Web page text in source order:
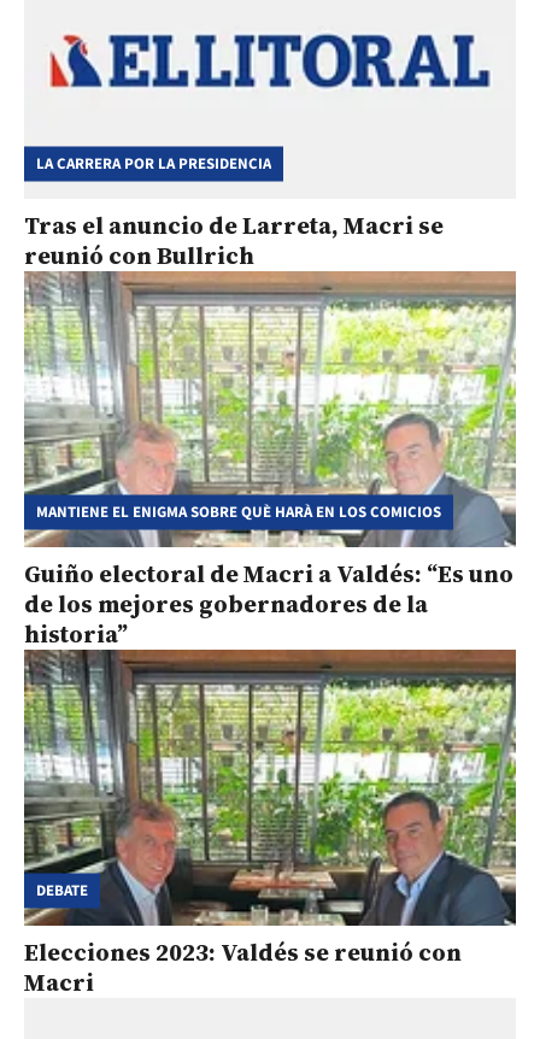
LA CARRERA POR LA PRESIDENCIA
Tras el anuncio de Larreta, Macri se
reunió con Bullrich
MANTIENE EL ENIGMA SOBRE QUÈ HARÀ EN LOS COMICIOS
Guiño electoral de Macri a Valdés: “Es uno
de los mejores gobernadores de la
historia”
DEBATE
Elecciones 2023: Valdés se reunió con
Macri